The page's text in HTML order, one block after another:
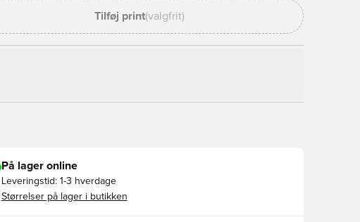
Tilføj print(valgfrit)
På lager online
Leveringstid: 1-3 hverdage
Størrelser på lager i butikken